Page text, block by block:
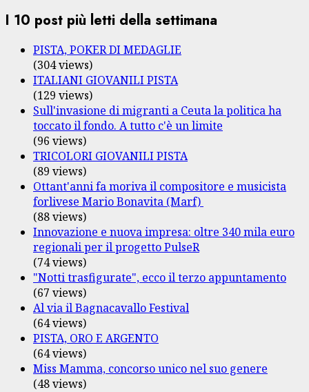
I 10 post più letti della settimana
PISTA, POKER DI MEDAGLIE
(304 views)
ITALIANI GIOVANILI PISTA
(129 views)
Sull'invasione di migranti a Ceuta la politica ha
toccato il fondo. A tutto c'è un limite
(96 views)
TRICOLORI GIOVANILI PISTA
(89 views)
Ottant'anni fa moriva il compositore e musicista
forlivese Mario Bonavita (Marf)
(88 views)
Innovazione e nuova impresa: oltre 340 mila euro
regionali per il progetto PulseR
(74 views)
"Notti trasfigurate", ecco il terzo appuntamento
(67 views)
Al via il Bagnacavallo Festival
(64 views)
PISTA, ORO E ARGENTO
(64 views)
Miss Mamma, concorso unico nel suo genere
(48 views)